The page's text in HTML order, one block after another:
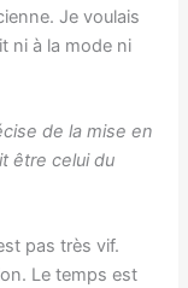
Je voulais
ni à la mode ni
de la mise en
être celui du
pas très vif.
Le temps est